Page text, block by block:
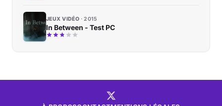
JEUX VIDÉO 2015
In Between - Test PC